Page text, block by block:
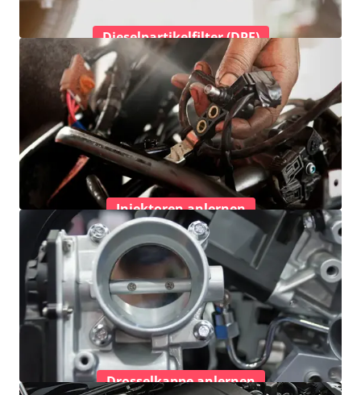
Dieselpartikelfilter (DPF)
Injektoren anlernen
Drosselkappe anlernen